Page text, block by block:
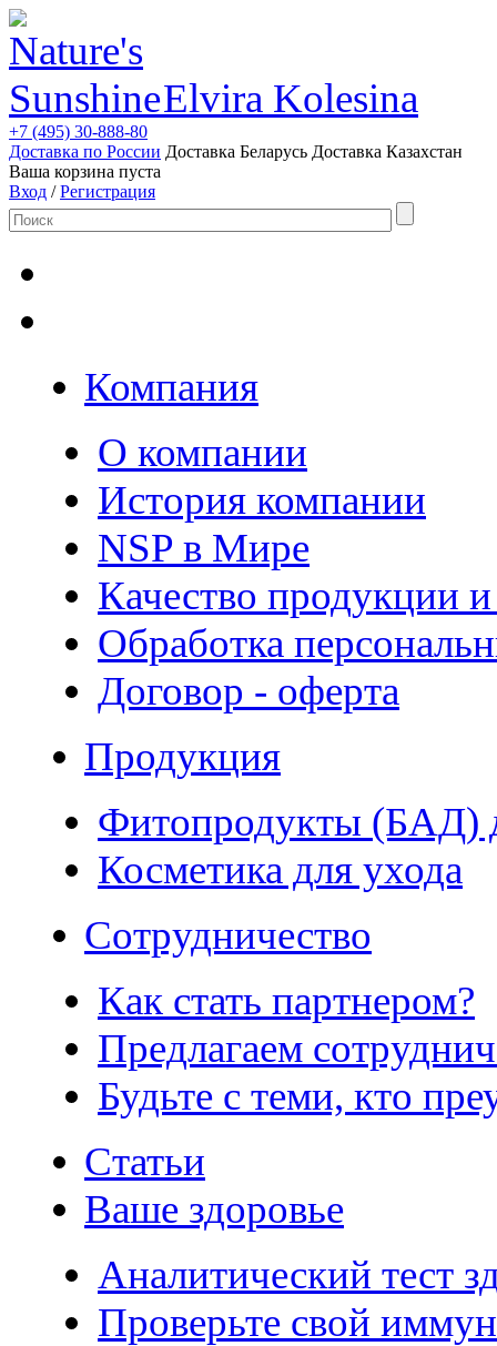
Elvira Kolesina
+7 (495) 30-888-80
Доставка по России Доставка Беларусь Доставка Казахстан
Ваша корзина пуста
Вход /Регистрация
Компания
О компании
История компании
NSP в Мире
Качество продукции
Обработка
Договор - оферта
Продукция
Фитопродукты (БАД)
Косметика для ухода
Сотрудничество
Как стать партнером?
Предлагаем
Будьте с теми, кто
Статьи
Ваше здоровье
Аналитический тест
Проверьте свой